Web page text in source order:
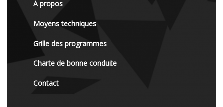
À propos
Moyens techniques
Grille des programmes
Charte de bonne conduite
Contact